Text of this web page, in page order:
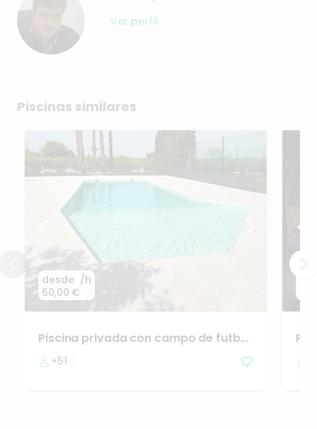
Ver perfil
Piscinas similares
desde
60,00 €
/h
Piscina privada con campo de futbol
y
+51